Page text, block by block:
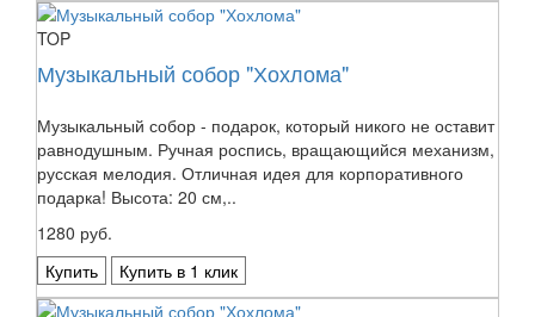
TOP
Музыкальный собор "Хохлома"
Музыкальный собор - подарок, который никого не оставит
равнодушным. Ручная роспись, вращающийся механизм,
русская мелодия. Отличная идея для корпоративного
подарка! Высота: 20 см,..
1280 руб.
Купить
Купить в 1 клик